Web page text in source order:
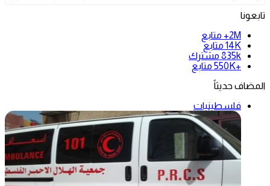
تابعونا
2M+
متابع
14K متابع
835k مشترك
+550K
متابع
المضاف حديثاً
فلسطينيات